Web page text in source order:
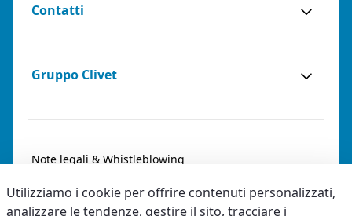
Contatti
Gruppo Clivet
Note legali & Whistleblowing
Privacy & Cookies
Utilizziamo i cookie per offrire contenuti personalizzati,
analizzare le tendenze, gestire il sito, tracciare i